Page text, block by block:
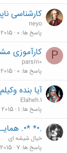
کارشناسی
neyo
پاسخ ها 0
P کارآموزی
parsi110
پاسخ ها 0
آیا بنده
Elaheh.1
پاسخ ها 1
.•* *•.
خیال شیشه ای
پاسخ ها 7